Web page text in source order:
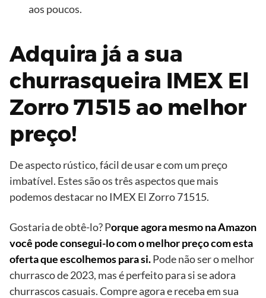
aos poucos.
Adquira já a sua
churrasqueira IMEX El
Zorro 71515 ao melhor
preço!
De aspecto rústico, fácil de usar e com um preço
imbatível. Estes são os três aspectos que mais
podemos destacar no IMEX El Zorro 71515.
Gostaria de obtê-lo? Porque agora mesmo na Amazon
você pode consegui-lo com o melhor preço com esta
oferta que escolhemos para si.Pode não ser o melhor
churrasco de 2023, mas é perfeito para si se adora
churrascos casuais. Compre agora e receba em sua